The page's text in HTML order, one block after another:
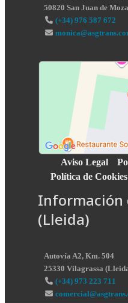
50820 San Juan de
(+34) 976 587 672
Aviso Legal
Política de Cookies
Información
(Lleida)
Autovía A2, Km. 504
25330 Vilagrassa (
(+34) 973 223 711